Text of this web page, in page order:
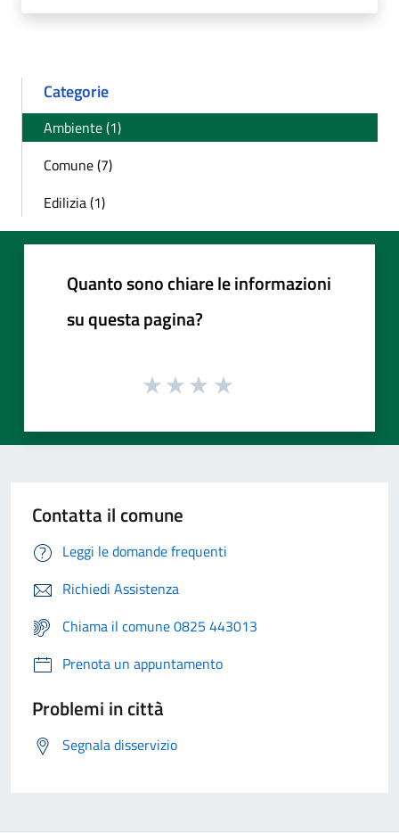
Categorie
Ambiente (1)
Comune (7)
Edilizia (1)
Quanto sono chiare le informazioni
su questa pagina?
Contatta il comune
Leggi le domande frequenti
Richiedi Assistenza
Chiama il comune 0825 443013
Prenota un appuntamento
Problemi in città
Segnala disservizio